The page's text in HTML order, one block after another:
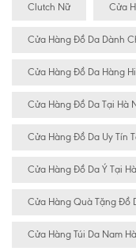
Clutch Nữ Cửa
Cửa Hàng Đồ Da Dành
Cửa Hàng Đồ Da Hàng
Cửa Hàng Đồ Da Tại Hà
Cửa Hàng Đồ Da Uy Tín
Cửa Hàng Đồ Da Ý Tại
Cửa Hàng Quà Tặng Đồ
Cửa Hàng Túi Da Nam